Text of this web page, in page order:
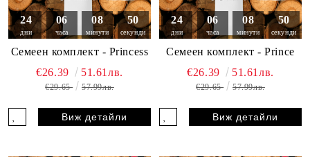
24
дни
06
часа
08
минути
49
секунди
Семеен комплект - Princess
€26.39 51.61лв.
€29.65 57.99лв.
Виж детайли
24
дни
06
часа
08
минути
49
секунди
Семеен комплект - Prince
€26.39 51.61лв.
€29.65 57.99лв.
Виж детайли